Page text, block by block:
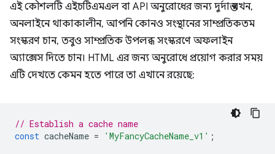
এই কৌশলটি এইচটিএমএল বা API অনুরোধের জন্য দুর্দান্ত যখন,
অনলাইনে থাকাকালীন, আপনি কোনও সংস্থানের সাম্প্রতিকতম
সংস্করণ চান, তবুও সাম্প্রতিক উপলব্ধ সংস্করণে অফলাইন
অ্যাক্সেস দিতে চান। HTML এর জন্য অনুরোধে প্রয়োগ করার সময়
এটি দেখতে কেমন হতে পারে তা এখানে রয়েছে:
// Establish a cache name
const cacheName = 'MyFancyCacheName_v1' ;